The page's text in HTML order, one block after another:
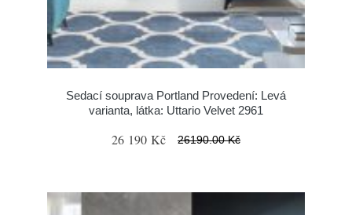
Sedací souprava Portland Provedení: Levá
varianta, látka: Uttario Velvet 2961
26 190 Kč 26190.00 Kč